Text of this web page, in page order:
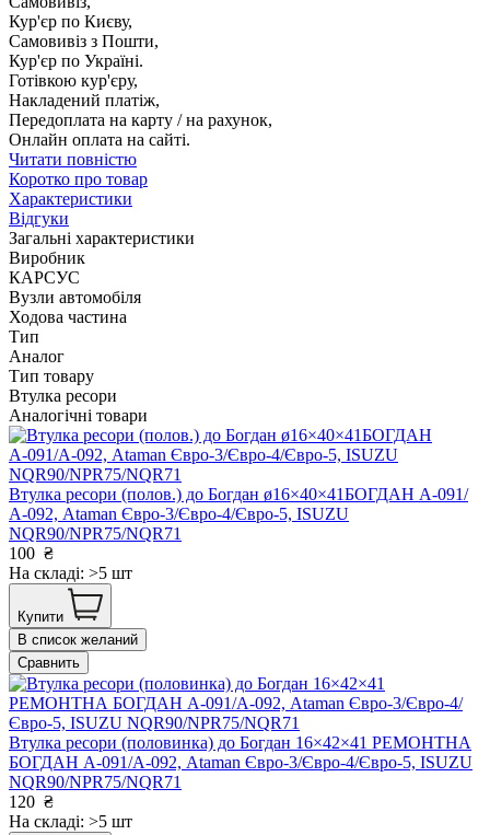
Кур'єр по Києву,
Самовивіз з Пошти,
Кур'єр по Україні.
Готівкою кур'єру,
Накладений платіж,
Передоплата на карту / на рахунок,
Онлайн оплата на сайті.
Читати повністю
Коротко про товар
Характеристики
Відгуки
Загальні характеристики
Виробник
КАРСУС
Вузли автомобіля
Ходова частина
Тип
Аналог
Тип товару
Втулка ресори
Аналогічні товари
Втулка ресори (полов.) до Богдан ø16×40×41БОГДАН А-091/
А-092, Ataman Євро-3/Євро-4/Євро-5, ISUZU
NQR90/NPR75/NQR71
100 ₴
На складі: >5 шт
Купити
В список желаний
Сравнить
Втулка ресори (половинка) до Богдан 16×42×41 РЕМОНТНА
БОГДАН А-091/А-092, Ataman Євро-3/Євро-4/Євро-5, ISUZU
NQR90/NPR75/NQR71
120 ₴
На складі: >5 шт